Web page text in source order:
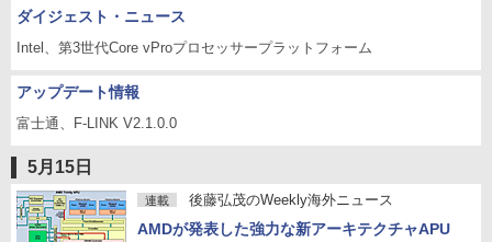
ダイジェスト・ニュース
Intel、第3世代Core vProプロセッサープラットフォーム
アップデート情報
富士通、F-LINK V2.1.0.0
5月15日
連載 後藤弘茂のWeekly海外ニュース
AMDが発表した強力な新アーキテクチャAPU